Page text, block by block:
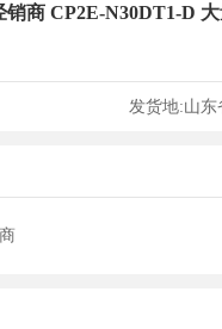
销商 CP2E-N30DT1-D
发货地:山东